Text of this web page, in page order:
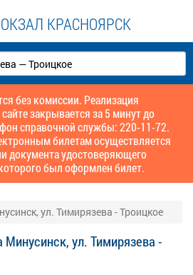
КРАСНОЯРСК
без комиссии. Реализация
закрывается за 5 минут до
справочной службы: 220-11-72.
билетам осуществляется
документа удостоверяющего
был оформлен билет.
ул. Тимирязева - Троицкое
Минусинск, ул. Тимирязева -